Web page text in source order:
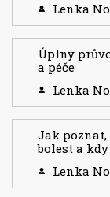
Lenka
Úplný
a péče
Lenka
Jak
bolest a
Lenka